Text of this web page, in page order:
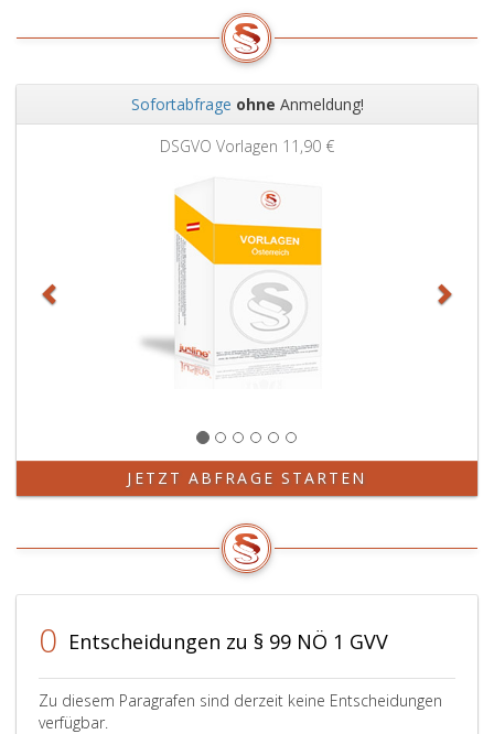
Sofortabfrage ohne Anmeldung!
DSGVO Vorlagen 11,90 €
JETZT ABFRAGE STARTEN
0 Entscheidungen zu § 99 NÖ 1 GVV
Zu diesem Paragrafen sind derzeit keine Entscheidungen
verfügbar.